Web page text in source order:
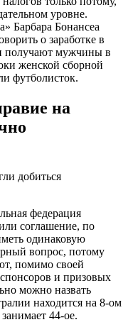
уровне.
Барбара Бонансеа
о заработке в
получают мужчины в
женской сборной
футболисток.
на
добиться
федерация
соглашение, по
одинаковую
вопрос, потому
помимо своей
и призовых
можно назвать
находится на 8-ом
44-ое.